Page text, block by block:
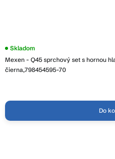
Mexen - Q45 sprchový set s hornou
čierna,798454595-70
Skladom
Do